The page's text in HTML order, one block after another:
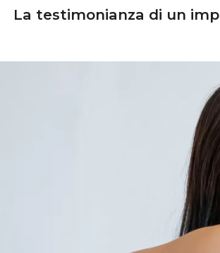
La testimonianza di un